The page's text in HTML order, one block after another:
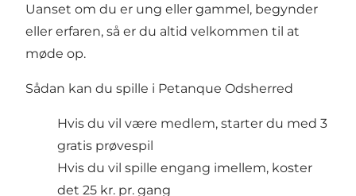
Uanset om du er ung eller gammel, begynder
eller erfaren, så er du altid velkommen til at
møde op.
Sådan kan du spille i Petanque Odsherred
Hvis du vil være medlem, starter du med 3
gratis prøvespil
Hvis du vil spille engang imellem, koster
det 25 kr. pr. gang